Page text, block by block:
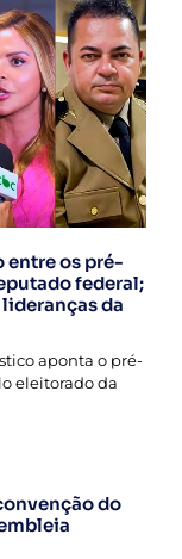
entre os pré-
federal;
da
aponta o pré-
eleitorado da
do